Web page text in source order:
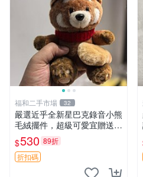
福和二手市場 32
嚴選近乎全新星巴克錄音小熊
毛絨擺件，超級可愛宜贈送掛
飾 錄音小熊 毛絨擺件 贈品
$530 89折
折扣碼